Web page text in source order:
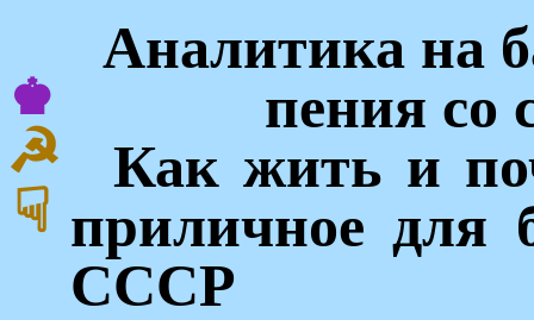
♚
☭
☟
Аналитика на
пения со
Как жить и
приличное для
СССР